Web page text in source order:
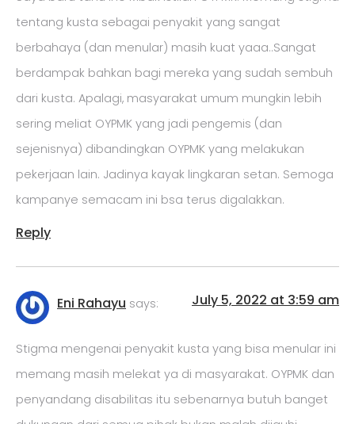
tentang kusta sebagai penyakit yang sangat
berbahaya (dan menular) masih kuat yaaa..Sangat
berdampak bahkan bagi mereka yang sudah sembuh
dari kusta. Apalagi, masyarakat umum mungkin lebih
sering meliat OYPMK yang jadi pengemis (dan
sejenisnya) dibandingkan OYPMK yang melakukan
pekerjaan lain. Jadinya kayak lingkaran setan. Semoga
kampanye semacam ini bsa terus digalakkan.
Reply
Eni Rahayu says: July 5, 2022 at 3:59 am
Stigma mengenai penyakit kusta yang bisa menular ini
memang masih melekat ya di masyarakat. OYPMK dan
penyandang disabilitas itu sebenarnya butuh banget